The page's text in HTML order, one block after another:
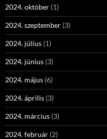
2024. október (1)
2024. szeptember (3)
2024. július (1)
2024. június (3)
2024. május (6)
2024. április (3)
2024. március (3)
2024. február (2)